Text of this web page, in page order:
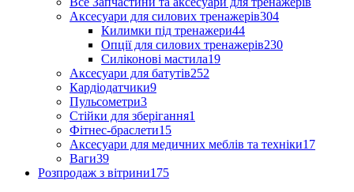
Аксесуари для силових тренажерів304
Килимки під тренажери44
Опції для силових тренажерів230
Силіконові мастила19
Аксесуари для батутів252
Кардіодатчики9
Пульсометри3
Стійки для зберігання1
Фітнес-браслети15
Аксесуари для медичних меблів та техніки17
Ваги39
Розпродаж з вітрини175